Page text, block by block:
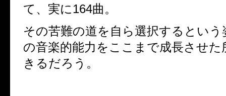
て、実に164曲。
その苦難の道を自ら選択するという
の音楽的能力をここまで成長させた
きるだろう。